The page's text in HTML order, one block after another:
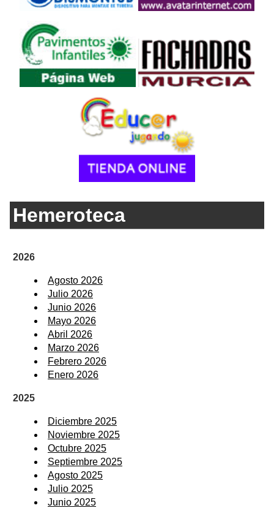
Hemeroteca
2026
Agosto 2026
Julio 2026
Junio 2026
Mayo 2026
Abril 2026
Marzo 2026
Febrero 2026
Enero 2026
2025
Diciembre 2025
Noviembre 2025
Octubre 2025
Septiembre 2025
Agosto 2025
Julio 2025
Junio 2025